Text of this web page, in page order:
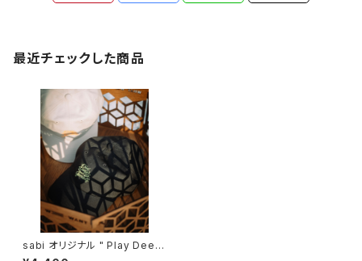
最近チェックした商品
sabi オリジナル " Play Deep
er and Be Yourself " キャッ